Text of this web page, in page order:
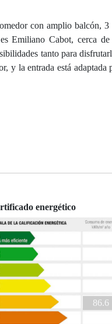
con amplio balcón, 3
Emiliano Cabot, cerca
tanto para
y la entrada está adaptada
energético
86.6